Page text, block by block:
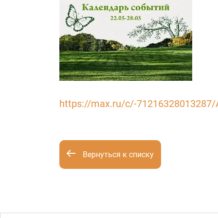
https://max.ru/c/-71216328013287/
Вернуться к списку